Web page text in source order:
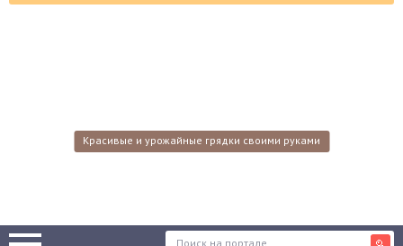
Красивые и урожайные грядки своими руками